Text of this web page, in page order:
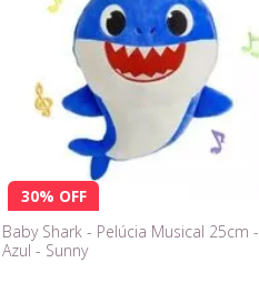
30% OFF
Baby Shark - Pelúcia Musical 25cm -
Azul - Sunny